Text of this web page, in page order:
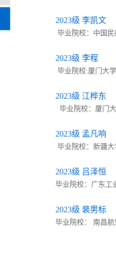
2023级 李凯文
毕业院校：中国民
2023级 李程
毕业院校:厦门大
2023级 江桦东
毕业院校：厦门
2023级 孟凡响
毕业院校：新疆大
2023级 吕泽恒
毕业院校：广东工
2023级 裴男标
毕业院校： 南昌